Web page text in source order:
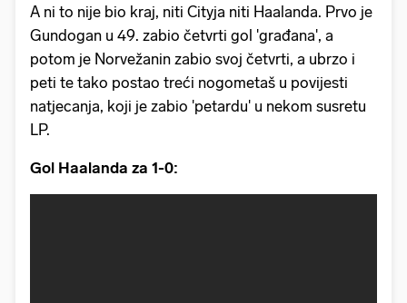
A ni to nije bio kraj, niti Cityja niti Haalanda. Prvo je
Gundogan u 49. zabio četvrti gol 'građana', a
potom je Norvežanin zabio svoj četvrti, a ubrzo i
peti te tako postao treći nogometaš u povijesti
natjecanja, koji je zabio 'petardu' u nekom susretu
LP.
Gol Haalanda za 1-0: